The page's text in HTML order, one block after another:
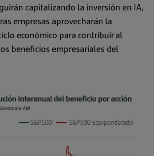
capitalizando la inversión en IA,
empresas aprovecharán la
económico para contribuir al
beneficios empresariales del